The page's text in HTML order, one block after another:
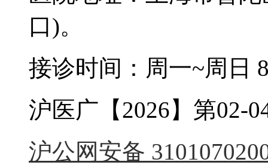
口)。
接诊时间：周一~周日
沪医广【2026】第02-
沪公网安备